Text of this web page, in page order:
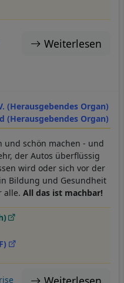
Weiterlesen
(Herausgebendes Organ)
(Herausgebendes Organ)
und schön machen - und
der Autos überflüssig
wird oder sich vor der
Bildung und Gesundheit
alle. All das ist machbar!